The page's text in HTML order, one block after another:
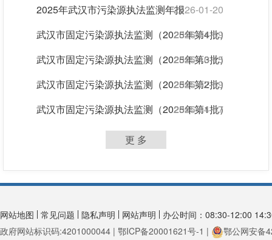
2025年武汉市污染源执法监测年报2026-01-20
武汉市固定污染源执法监测（2025年第4批）
2026-01-09
武汉市固定污染源执法监测（2025年第3批）
2025-10-15
武汉市固定污染源执法监测（2025年第2批）
2025-07-09
武汉市固定污染源执法监测（2025年第1批）
2025-04-07
更 多
网站地图 常见问题 隐私声明 网站声明
办公时间：08:30-12:00
政府网站标识码:4201000044 | 鄂ICP备20001621号-1 |
鄂公网安备